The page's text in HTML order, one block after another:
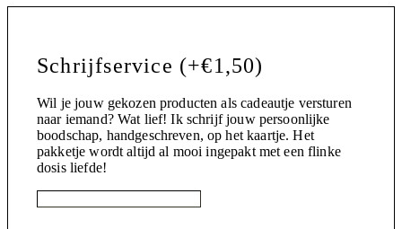
Schrijfservice (+€1,50)
Wil je jouw gekozen producten als cadeautje versturen
naar iemand? Wat lief! Ik schrijf jouw persoonlijke
boodschap, handgeschreven, op het kaartje. Het
pakketje wordt altijd al mooi ingepakt met een flinke
dosis liefde!